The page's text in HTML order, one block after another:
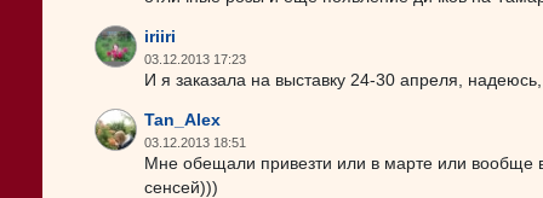
iriiri
03.12.2013 17:23
И я заказала на выставку 24-30 апреля,
Tan_Alex
03.12.2013 18:51
Мне обещали привезти или в марте или вообще
сенсей)))